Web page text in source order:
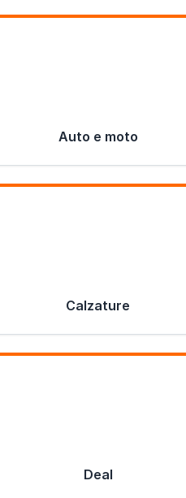
Auto e moto
Calzature
Deal